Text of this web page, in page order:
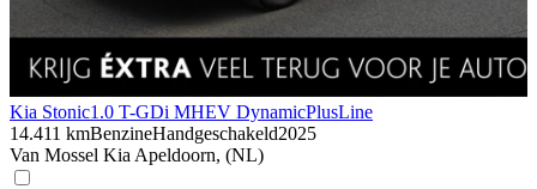
Kia Stonic1.0 T-GDi MHEV DynamicPlusLine
14.411 kmBenzineHandgeschakeld2025
Van Mossel Kia Apeldoorn, (NL)